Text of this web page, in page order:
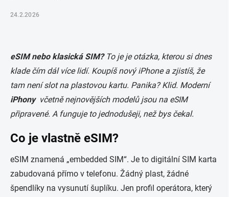
24.2.2026
eSIM nebo klasická SIM? To jeje otázka, kterou si dnes
klade čím dál více lidí. Koupíš nový iPhone a zjistíš, že
tam není slot na plastovou kartu. Panika? Klid. Moderní
iPhonyvčetně nejnovějších modelů jsou na eSIM
připravené. A funguje to jednodušeji, než bys čekal.
Co je vlastně eSIM?
eSIM znamená „embedded SIM“. Je to digitální SIM karta
zabudovaná přímo v telefonu. Žádný plast, žádné
špendlíky na vysunutí šuplíku. Jen profil operátora, který